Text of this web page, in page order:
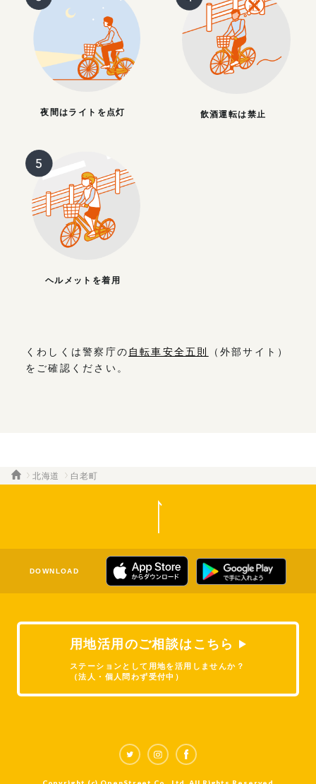
夜間はライトを点灯 飲酒運転は禁止
ヘルメットを着用
くわしくは警察庁の 自転車安全五則
（外部サイト）
をご確認ください。
北海道 白老町
用地活用のご相談はこちら
ステーションとして用地を活用しませんか？
（法人・個人問わず受付中）
DOWNLOAD